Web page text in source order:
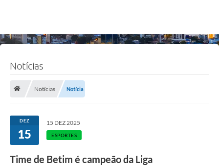
Notícias
Notícias Notícia
DEZ
15
15 DEZ 2025
ESPORTES
Time de Betim é campeão da Liga